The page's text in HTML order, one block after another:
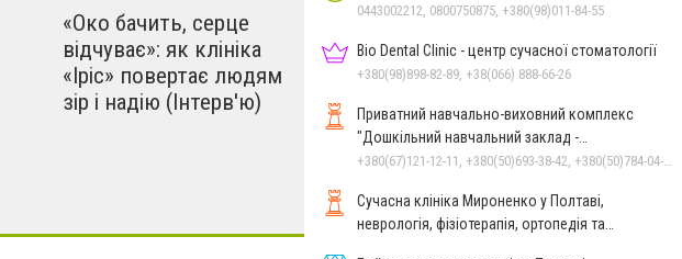
«Око бачить, серце
відчуває»: як клініка
«Іріс» повертає людям
зір і надію (Інтерв'ю)
0443002212, 0800750875, +380(98)011-84-55
Bio Dental Clinic - центр сучасної стоматології
+380(98)898-82-89, +38(066) 888-66-26
Приватний навчально-виховний комплекс
"Дошкільний навчальний заклад -
спеціалізована школа" О.Данько
Сучасна клініка Мироненко у Полтаві,
неврологія, фізіотерапія, ортопедія та